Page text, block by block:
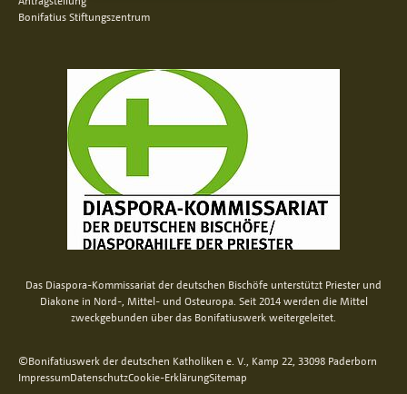
Bonifatius Stiftungszentrum
Das Diaspora-Kommissariat der deutschen Bischöfe unterstützt Priester und
Diakone in Nord-, Mittel- und Osteuropa. Seit 2014 werden die Mittel
zweckgebunden über das Bonifatiuswerk weitergeleitet.
©Bonifatiuswerk der deutschen Katholiken e. V., Kamp 22, 33098 Paderborn
ImpressumDatenschutzCookie-ErklärungSitemap